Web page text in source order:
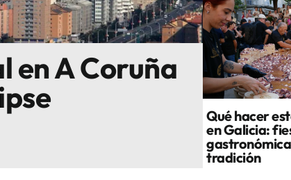
en A Coruña
Qué hacer
en Galicia:
tradición